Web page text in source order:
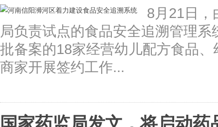
8月21日，
局负责试点的食品安全追溯管理
批备案的18家经营幼儿配方食品
商家开展签约工作...